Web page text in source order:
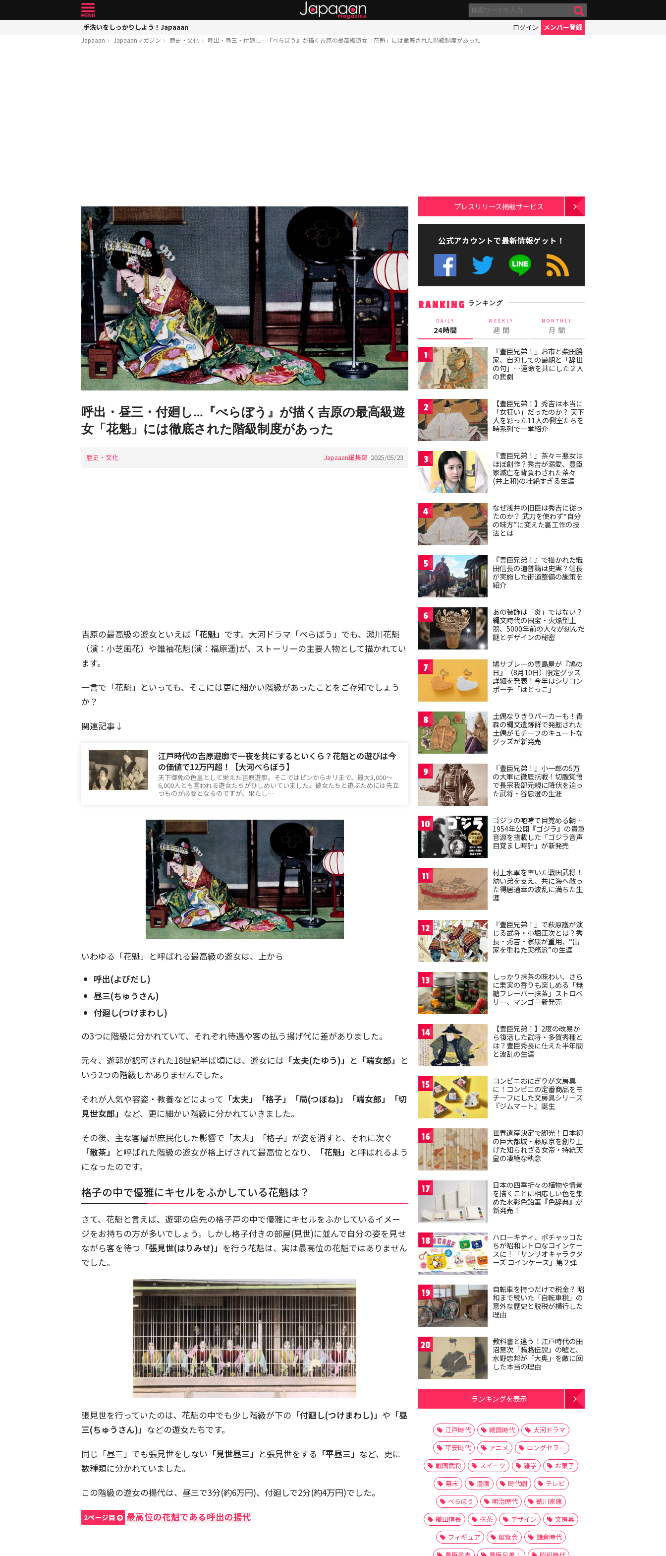
手洗いをしっかりしよう！Japaaan ログイン メンバー登録
Japaaan Japaaanマガジン 歴史・文化 呼出・昼三・付廻し…『べらぼう』が描く吉原の最高級遊女「花魁」には徹底された階級制度があった
呼出・昼三・付廻し…『べらぼう』が描く吉原の最高級遊
女「花魁」には徹底された階級制度があった
歴史・文化 Japaaan編集部 2025/05/23
吉原の最高級の遊女といえば 「花魁」 です。大河ドラマ「べらぼう」でも、瀬川花魁
（演：小芝風花）や誰袖花魁(演：福原遥)が、ストーリーの主要人物として描かれてい
ます。
一言で「花魁」といっても、そこには更に細かい階級があったことをご存知でしょう
か？
関連記事↓
江戸時代の吉原遊廓で一夜を共にするといくら？花魁との遊びは今
の価値で12万円超！【大河べらぼう】
天下御免の色里として栄えた吉原遊廓。そこではピンからキリまで、最大3,000～
6,000人とも言われる遊女たちがひしめいていました。彼女たちと遊ぶためには先立
つものが必要となるのですが、果たし…
いわゆる「花魁」と呼ばれる最高級の遊女は、上から
呼出(よびだし)
昼三(ちゅうさん)
付廻し(つけまわし)
の3つに階級に分かれていて、それぞれ待遇や客の払う揚げ代に差がありました。
元々、遊郭が認可された18世紀半ば頃には、遊女には 「太夫(たゆう)」 と 「端女郎」 と
いう2つの階級しかありませんでした。
それが人気や容姿・教養などによって 「太夫」「格子」「局(つぼね)」「端女郎」「切
見世女郎」 など、更に細かい階級に分かれていきました。
その後、主な客層が庶民化した影響で「太夫」「格子」が姿を消すと、それに次ぐ
「散茶」 と呼ばれた階級の遊女が格上げされて最高位となり、 「花魁」 と呼ばれるよう
になったのです。
格子の中で優雅にキセルをふかしている花魁は？
さて、花魁と言えば、遊郭の店先の格子戸の中で優雅にキセルをふかしているイメー
ジをお持ちの方が多いでしょう。しかし格子付きの部屋(見世)に並んで自分の姿を見せ
ながら客を待つ 「張見世(はりみせ)」 を行う花魁は、実は最高位の花魁ではありません
でした。
張見世を行っていたのは、花魁の中でも少し階級が下の 「付廻し(つけまわし)」 や 「昼
三(ちゅうさん)」 などの遊女たちです。
同じ「昼三」でも張見世をしない 「見世昼三」 と張見世をする 「平昼三」 など、更に
数種類に分かれていました。
この階級の遊女の揚代は、昼三で3分(約6万円)、付廻しで2分(約4万円)でした。
2ページ目 最高位の花魁である呼出の揚代
プレスリリース掲載サービス
公式アカウントで最新情報ゲット！
RANKING ランキング
DAILY
24時間
WEEKLY
週 間
MONTHLY
月 間
1
『豊臣兄弟！』お市と柴田勝
家、自刃しての最期と「辞世
の句」…運命を共にした２人
の悲劇
2
【豊臣兄弟！】秀吉は本当に
「女狂い」だったのか？ 天下
人を彩った11人の側室たちを
時系列で一挙紹介
3
『豊臣兄弟！』茶々＝悪女は
ほぼ創作？秀吉が溺愛、豊臣
家滅亡を背負わされた茶々
(井上和)の壮絶すぎる生涯
4
なぜ浅井の旧臣は秀吉に従っ
たのか？ 武力を使わず“自分
の味方”に変えた裏工作の技
法とは
5
『豊臣兄弟！』で描かれた織
田信長の道普請は史実？信長
が実施した街道整備の施策を
紹介
6
あの装飾は「炎」ではない？
縄文時代の国宝・火焔型土
器、5000年前の人々が刻んだ
謎とデザインの秘密
7
鳩サブレーの豊島屋が『鳩の
日』（8月10日）限定グッズ
詳細を発表！今年はシリコン
ポーチ「はとっこ」
8
土偶なりきりパーカーも！青
森の縄文遺跡群で発掘された
土偶がモチーフのキュートな
グッズが新発売
9
『豊臣兄弟！』小一郎の5万
の大軍に徹底抗戦！切腹覚悟
で長宗我部元親に降伏を迫っ
た武将・谷忠澄の生涯
10
ゴジラの咆哮で目覚める朝…
1954年公開『ゴジラ』の貴重
音源を搭載した「ゴジラ音声
目覚まし時計」が新発売
11
村上水軍を率いた戦国武将！
幼い弟を支え、共に海へ散っ
た得居通幸の波乱に満ちた生
涯
12
『豊臣兄弟！』で萩原護が演
じる武将・小堀正次とは？秀
長・秀吉・家康が重用、“出
家を重ねた実務派”の生涯
13
しっかり抹茶の味わい、さら
に果実の香りも楽しめる「無
糖フレーバー抹茶」ストロベ
リー、マンゴー新発売
14
【豊臣兄弟！】2度の改易か
ら復活した武将・多賀秀種と
は？豊臣秀長に仕えた半年間
と波乱の生涯
15
コンビニおにぎりが文房具
に！コンビニの定番商品をモ
チーフにした文房具シリーズ
『ジムマート』誕生
16
世界遺産決定で脚光！日本初
の巨大都城・藤原京を創り上
げた知られざる女帝・持統天
皇の凄絶な執念
17
日本の四季折々の植物や情景
を描くことに相応しい色を集
めた水彩色鉛筆『色辞典』が
新発売！
18
ハローキティ、ポチャッコた
ちが昭和レトロなコインケー
スに！「サンリオキャラクタ
ーズ コインケース」第２弾
19
自転車を持つだけで税金？ 昭
和まで続いた「自転車税」の
意外な歴史と脱税が横行した
理由
20
教科書と違う！江戸時代の田
沼意次「賄賂伝説」の嘘と、
水野忠邦が「大奥」を敵に回
した本当の理由
ランキングを表示
江戸時代 戦国時代
大河ドラマ
平安時代
アニメ
ロングセラー
戦国武将
スイーツ 雑学
お菓子
幕末
漫画 時代劇
テレビ
べらぼう
明治時代
徳川家康
織田信長
抹茶 デザイン
文房具
フィギュア
展覧会
鎌倉時代